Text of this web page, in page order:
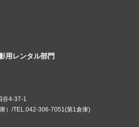
用レンタル部門
谷4-37-1
）/TEL.042-306-7051(第1倉庫)